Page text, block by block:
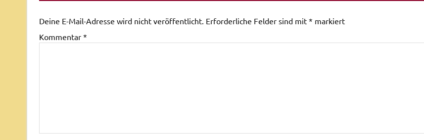
Deine E-Mail-Adresse wird nicht veröffentlicht. Erforderliche Felder sind mit * markiert
Kommentar *